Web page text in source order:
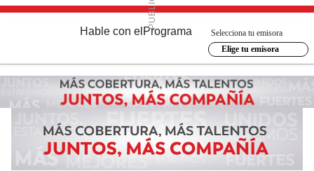
Hable con el Programa
Selecciona tu emisora
Elige tu emisora